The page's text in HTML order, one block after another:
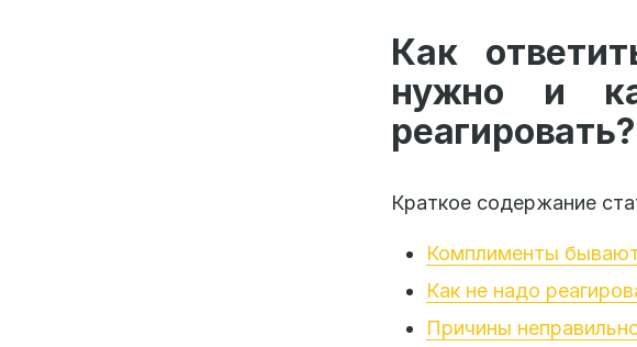
Как
нужно и
реагировать?
Краткое содержание
Комплименты
Как не надо
Причины